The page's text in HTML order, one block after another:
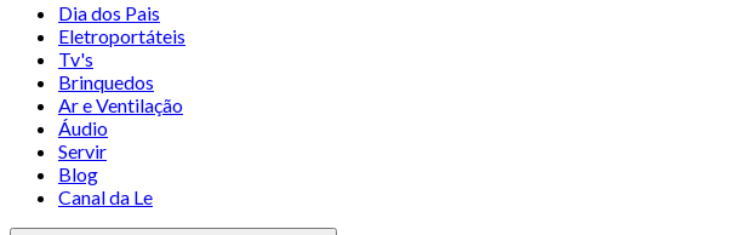
Dia dos Pais
Eletroportáteis
Tv's
Brinquedos
Ar e Ventilação
Áudio
Servir
Blog
Canal da Le